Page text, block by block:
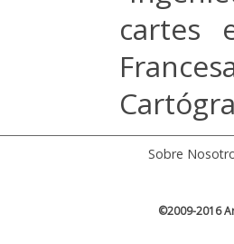
cartes
Sobre
©2009-2016